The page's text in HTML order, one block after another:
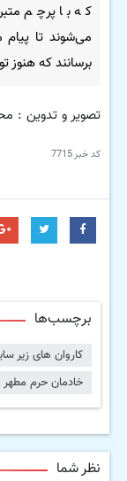
که با پرچم
می‌شوند تا پیام
برسانند که هنوز
تصویر و تدوین :
کد خبر7715
برچسب‌ها
کاروان های زیر
خادمان حرم مطهر
نظر شما